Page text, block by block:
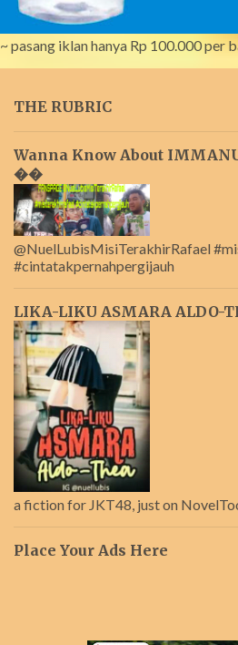
~ pasang iklan hanya Rp 100.000 per
THE RUBRIC
Wanna Know About
��
@NuelLubisMisiTerakhirRafael
#cintatakpernahpergijauh
LIKA-LIKU ASMARA ALDO-
a fiction for JKT48, just on
Place Your Ads Here